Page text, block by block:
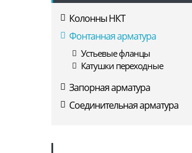
Колонны НКТ
Фонтанная арматура
Устьевые фланцы
Катушки переходные
Запорная арматура
Соединительная арматура